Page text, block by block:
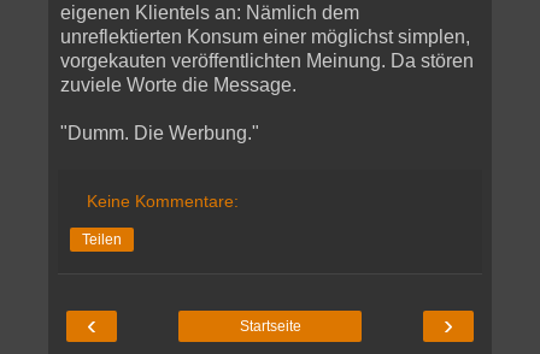
eigenen Klientels an: Nämlich dem
unreflektierten Konsum einer möglichst simplen,
vorgekauten veröffentlichten Meinung. Da stören
zuviele Worte die Message.
"Dumm. Die Werbung."
Keine Kommentare:
Teilen
‹ ›
Startseite